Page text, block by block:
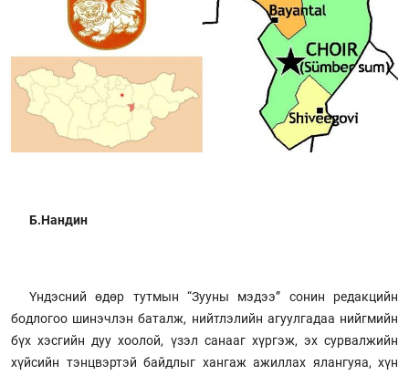
Б.Нандин
Үндэсний өдөр тутмын “Зууны мэдээ” сонин редакцийн
бодлогоо шинэчлэн баталж, нийтлэлийн агуулгадаа нийгмийн
бүх хэсгийн дуу хоолой, үзэл санааг хүргэж, эх сурвалжийн
хүйсийн тэнцвэртэй байдлыг хангаж ажиллах ялангуяа, хүн